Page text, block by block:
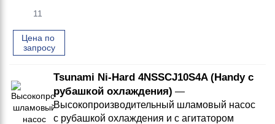
11
Цена по
запросу
Tsunami Ni-Hard 4NSSCJ10S4A (Handy с
рубашкой охлаждения) —
Высокопроизводительный шламовый насос
с рубашкой охлаждения и с агитатором